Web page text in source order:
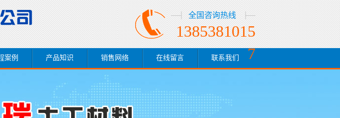
全国咨询热线
1385381015
7
案例 产品知识 销售网络 在线留言 联系我们